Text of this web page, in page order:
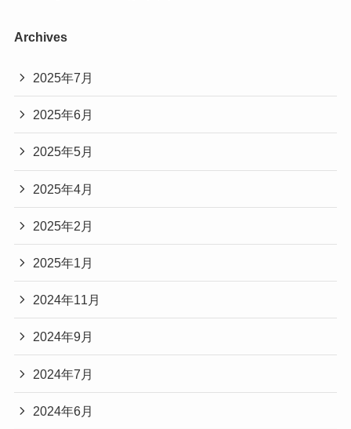
Archives
2025年7月
2025年6月
2025年5月
2025年4月
2025年2月
2025年1月
2024年11月
2024年9月
2024年7月
2024年6月